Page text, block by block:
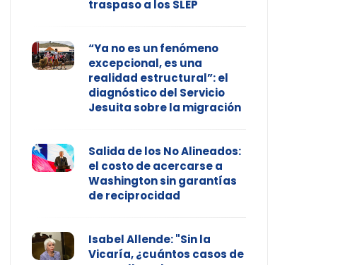
traspaso a los SLEP
“Ya no es un fenómeno
excepcional, es una
realidad estructural”: el
diagnóstico del Servicio
Jesuita sobre la migración
Salida de los No Alineados:
el costo de acercarse a
Washington sin garantías
de reciprocidad
Isabel Allende: "Sin la
Vicaría, ¿cuántos casos de